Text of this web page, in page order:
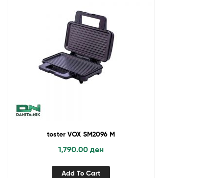
toster VOX SM2096 M
1,790.00 ден
Add To Cart